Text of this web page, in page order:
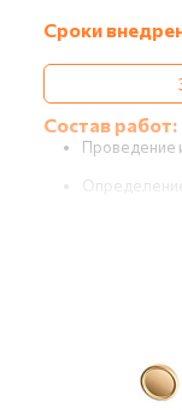
Сроки
Состав работ:
Проведение
Подготовка